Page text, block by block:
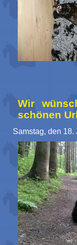
Wir
schönen
Samstag, den 18.